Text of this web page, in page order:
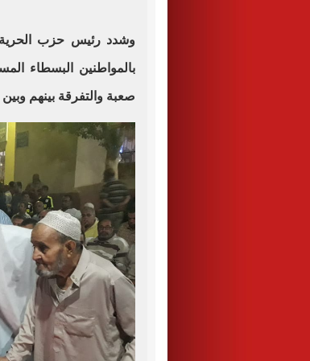
وشدد رئيس حزب الحرية
بالمواطنين البسطاء
صعبة والتفرقة بينهم